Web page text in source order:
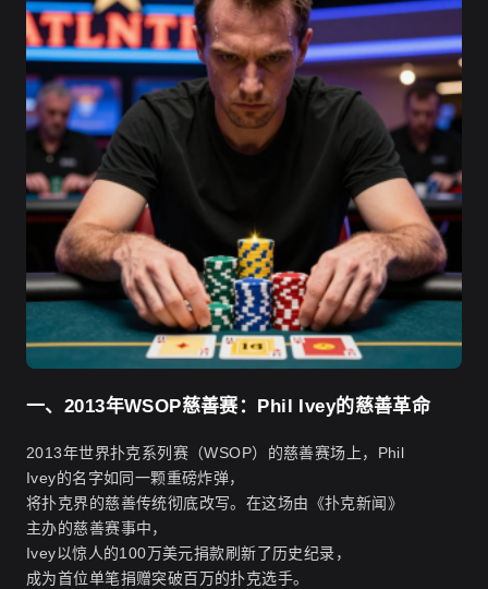
一、2013年WSOP慈善赛：Phil Ivey的慈善革命
2013年世界扑克系列赛（WSOP）的慈善赛场上，Phil
Ivey的名字如同一颗重磅炸弹，
将扑克界的慈善传统彻底改写。在这场由《扑克新闻》
主办的慈善赛事中，
Ivey以惊人的100万美元捐款刷新了历史纪录，
成为首位单笔捐赠突破百万的扑克选手。